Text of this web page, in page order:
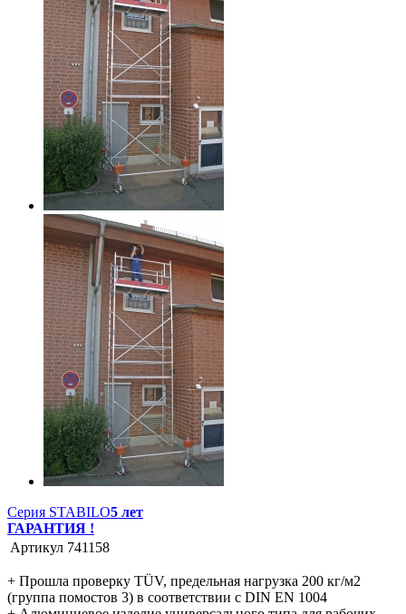
Серия STABILO5 лет
ГАРАНТИЯ !
Артикул 741158
+ Прошла проверку TÜV, предельная нагрузка 200 кг/м2
(группа помостов 3) в соответствии с DIN EN 1004